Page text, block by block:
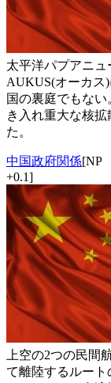
太平洋パプアニ
AUKUS(オーカス
国の裏庭でもない
き入れ重大な核
た。
中国政府関係[NP
+0.1]
上空の2つの民間
て離陸するルー